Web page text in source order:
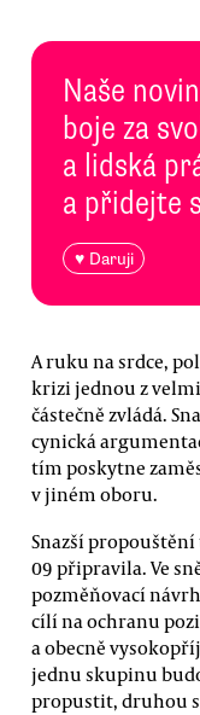
Naše
boje za
a lidská
a přidejte
♥ Daruji
A ruku na srdce,
krizi jednou z
částečně zvládá.
cynická
tím poskytne
v jiném oboru.
Snazší propouštění
09 připravila. Ve
pozměňovací
cílí na ochranu
a obecně
jednu skupinu
propustit, druhou